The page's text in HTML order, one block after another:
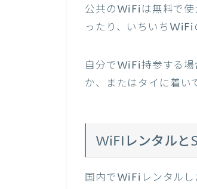
公共のWiFiは無料で使
ったり、いちいちWiFi
自分でWiFi持参する
か、またはタイに着い
WiFIレンタルと
国内でWiFiレンタルし